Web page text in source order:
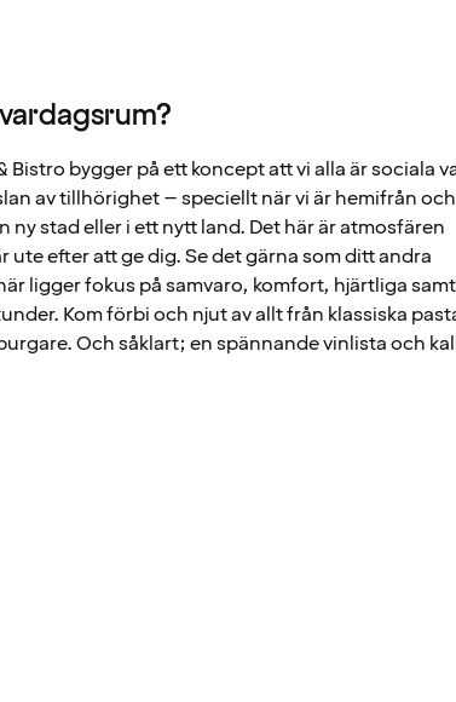
Bistro bygger på ett koncept att vi alla är sociala
av tillhörighet – speciellt när vi är hemifrån
ny stad eller i ett nytt land. Det här är atmosfären
ute efter att ge dig. Se det gärna som ditt andra
ligger fokus på samvaro, komfort, hjärtliga
Kom förbi och njut av allt från klassiska
Och såklart; en spännande vinlista och